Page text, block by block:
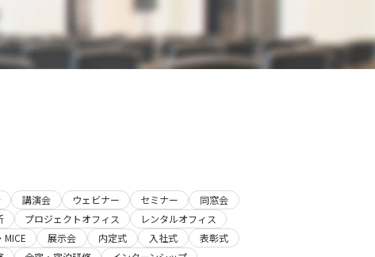
講演会 ウェビナー セミナー
同窓会
プロジェクトオフィス
レンタルオフィス
MICE 展示会 内定式 入社式
表彰式